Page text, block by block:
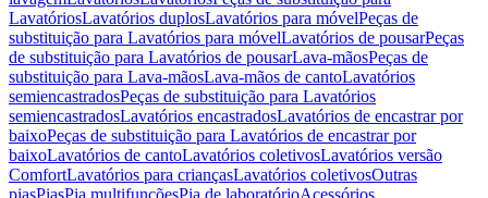
LavatóriosLavatórios duplosLavatórios para móvelPeças de
substituição para Lavatórios para móvelLavatórios de pousarPeças
de substituição para Lavatórios de pousarLava-mãosPeças de
substituição para Lava-mãosLava-mãos de cantoLavatórios
semiencastradosPeças de substituição para Lavatórios
semiencastradosLavatórios encastradosLavatórios de encastrar por
baixoPeças de substituição para Lavatórios de encastrar por
baixoLavatórios de cantoLavatórios coletivosLavatórios versão
ComfortLavatórios para criançasLavatórios coletivosOutras
piasPiasPia multifunçõesPia de laboratórioAcessórios